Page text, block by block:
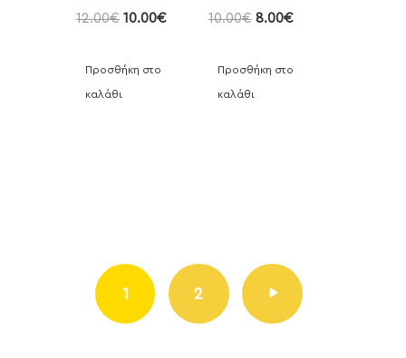
12.00€ 10.00€
Προσθήκη στο
καλάθι
10.00€ 8.00€
Προσθήκη στο
καλάθι
1 2